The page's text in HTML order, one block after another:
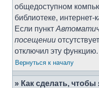
общедоступном
библиотеке, интернет-
Если пункт
посещении
отключил эту функцию.
Вернуться к началу
» Как сделать, чтобы